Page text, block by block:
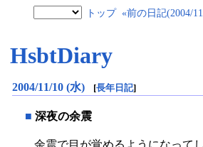
トップ «前の日記(2004/
HsbtDiary
2004/11/10 (水) [長年日記]
■ 深夜の余震
余震で目が覚めるようになって